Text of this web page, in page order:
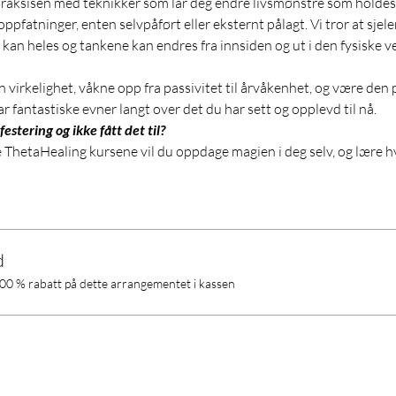
enten selvpåført eller eksternt pålagt. Vi tror at
heles og tankene kan endres fra innsiden og ut i den fysiske
virkelighet, våkne opp fra passivitet til årvåkenhet, og være
fantastiske evner langt over det du har sett og opplevd til nå.
Har du prøvd healing og manifestering og ikke fått det til?
kursene vil du oppdage magien i deg selv, og lære
% rabatt på dette arrangementet i kassen